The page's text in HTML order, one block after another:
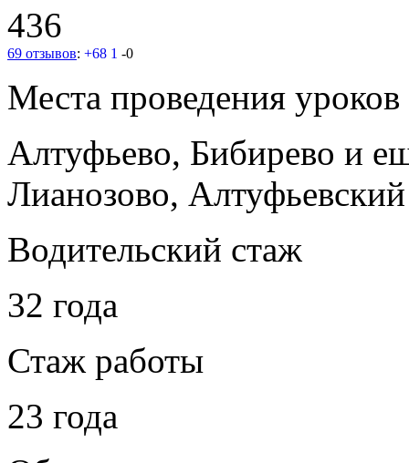
436
69 отзывов: +68 1 -0
Места проведения уроков
Алтуфьево, Бибирево и
Лианозово, Алтуфьевский
Водительский стаж
32 года
Стаж работы
23 года